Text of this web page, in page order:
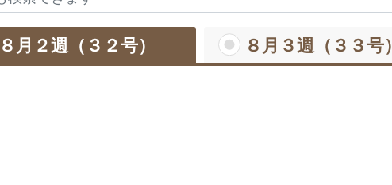
８月２週（３２号） ８月３週（３３号）